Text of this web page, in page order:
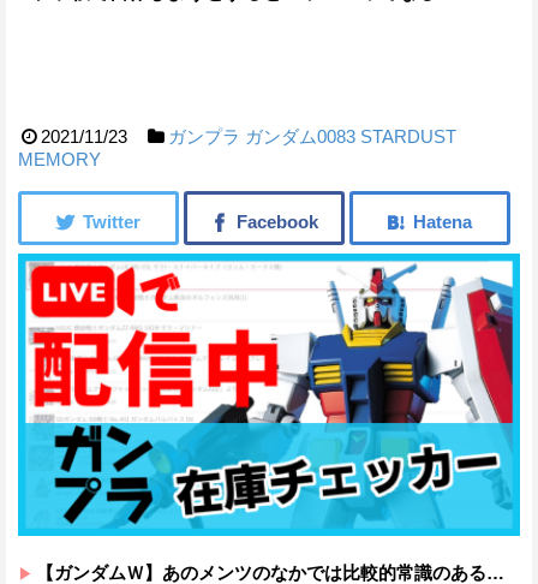
2021/11/23 ガンプラ ガンダム0083 STARDUST
MEMORY
【ガンダムＷ】あのメンツのなかでは比較的常識のあるほうなのがデュオだよね